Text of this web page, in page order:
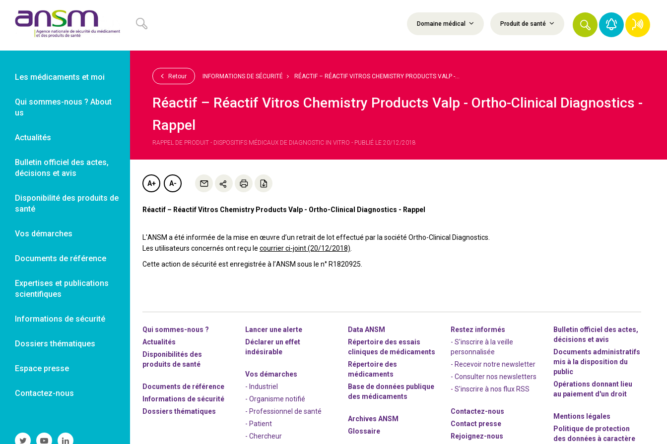
Domaine médical Produit de santé
Les médicaments et moi
Qui sommes-nous ? About
us
Actualités
Bulletin officiel des actes,
décisions et avis
Disponibilité des produits de
santé
Vos démarches
Documents de référence
Expertises et publications
scientifiques
Informations de sécurité
Dossiers thématiques
Espace presse
Contactez-nous
SuivreSuivreSuivre
Retour INFORMATIONS DE SÉCURITÉ RÉACTIF – RÉACTIF VITROS CHEMISTRY PRODUCTS VALP -...
Réactif – Réactif Vitros Chemistry Products Valp - Ortho-Clinical Diagnostics -
Rappel
RAPPEL DE PRODUIT - DISPOSITIFS MÉDICAUX DE DIAGNOSTIC IN VITRO - PUBLIÉ LE 20/12/2018
A+ A-
Réactif – Réactif Vitros Chemistry Products Valp - Ortho-Clinical Diagnostics - Rappel
L'ANSM a été informée de la mise en œuvre d’un retrait de lot effectué par la société Ortho-Clinical Diagnostics.
Les utilisateurs concernés ont reçu le courrier ci-joint (20/12/2018)
Cette action de sécurité est enregistrée à l’ANSM sous le n° R1820925.
Qui sommes-nous ?
Actualités
Disponibilités des
produits de santé
Documents de référence
Informations de sécurité
Dossiers thématiques
Lancer une alerte
Déclarer un effet
indésirable
Vos démarches
- Industriel
- Organisme notifié
- Professionnel de santé
- Patient
- Chercheur
Data ANSM
Répertoire des essais
cliniques de médicaments
Répertoire des
médicaments
Base de données publique
des médicaments
Archives ANSM
Glossaire
Restez informés
- S'inscrire à la veille
personnalisée
- Recevoir notre newsletter
- Consulter nos newsletters
-S'inscrire à nos flux RSS
Contactez-nous
Contact presse
Rejoignez-nous
Bulletin officiel des actes,
décisions et avis
Documents administratifs
mis à la disposition du
public
Opérations donnant lieu
au paiement d'un droit
Mentions légales
Politique de protection
des données à caractère